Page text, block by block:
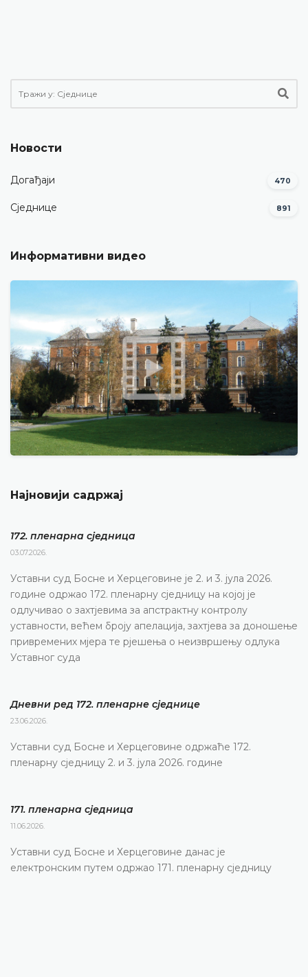
Новости
Догађаји 470
Сједнице 891
Информативни видео
Најновији садржај
172. пленарна сједницa
03.07.2026.
Уставни суд Босне и Херцеговине је 2. и 3. јула 2026.
године одржао 172. пленарну сједницу на којој је
одлучивао о захтјевима за апстрактну контролу
уставности, већем броју апелација, захтјева за доношење
привремених мјера те рјешења о неизвршењу одлука
Уставног суда
Дневни ред 172. пленарне сједнице
23.06.2026.
Уставни суд Босне и Херцеговине одржаће 172.
пленарну сједницу 2. и 3. јула 2026. године
171. пленарна сједницa
11.06.2026.
Уставни суд Босне и Херцеговине данас је
електронским путем одржао 171. пленарну сједницу